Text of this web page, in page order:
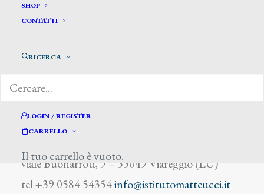
SHOP
CONTATTI
RICERCA
LOGIN / REGISTER
CARRELLO
Il tuo carrello è vuoto.
viale Buonarroti, 9 – 55049 Viareggio (LU)
tel +39 0584 54354info@istitutomatteucci.it